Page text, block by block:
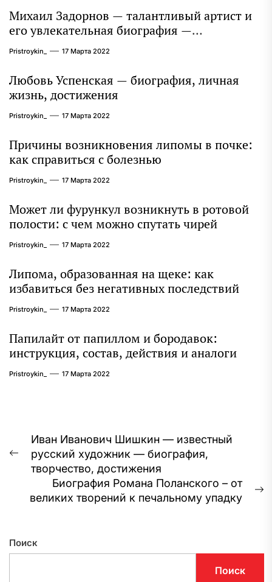
Михаил Задорнов — талантливый артист и
его увлекательная биография —
выдающиеся достижения, известность и
интересные факты из личной жизни!
Pristroykin_ 17 Марта 2022
Любовь Успенская — биография, личная
жизнь, достижения
Pristroykin_ 17 Марта 2022
Причины возникновения липомы в почке:
как справиться с болезнью
Pristroykin_ 17 Марта 2022
Может ли фурункул возникнуть в ротовой
полости: с чем можно спутать чирей
Pristroykin_ 17 Марта 2022
Липома, образованная на щеке: как
избавиться без негативных последствий
Pristroykin_ 17 Марта 2022
Папилайт от папиллом и бородавок:
инструкция, состав, действия и аналоги
Pristroykin_ 17 Марта 2022
Навигация
по
записям
Предыдущая
запись:
Иван Иванович Шишкин — известный
русский художник — биография,
творчество, достижения
Биография Романа Поланского – от
великих творений к печальному упадку
Поиск
Поиск